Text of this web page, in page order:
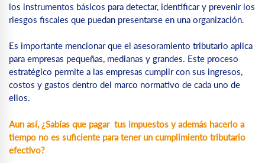
los instrumentos básicos para detectar, identificar y prevenir los
riesgos fiscales que puedan presentarse en una organización.
Es importante mencionar que el asesoramiento tributario aplica
para empresas pequeñas, medianas y grandes. Este proceso
estratégico permite a las empresas cumplir con sus ingresos,
costos y gastos dentro del marco normativo de cada uno de
ellos.
Aun así, ¿Sabías que pagar tus impuestos y además hacerlo a
tiempo no es suficiente para tener un cumplimiento tributario
efectivo?